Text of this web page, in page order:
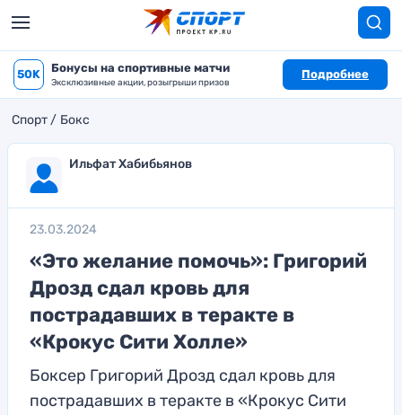
50K Бонусы на спортивные матчи
Эксклюзивные акции, розыгрыши призов
Подробнее
Спорт Бокс
Ильфат Хабибьянов
23.03.2024
«Это желание помочь»: Григорий
Дрозд сдал кровь для
пострадавших в теракте в
«Крокус Сити Холле»
Боксер Григорий Дрозд сдал кровь для
пострадавших в теракте в «Крокус Сити